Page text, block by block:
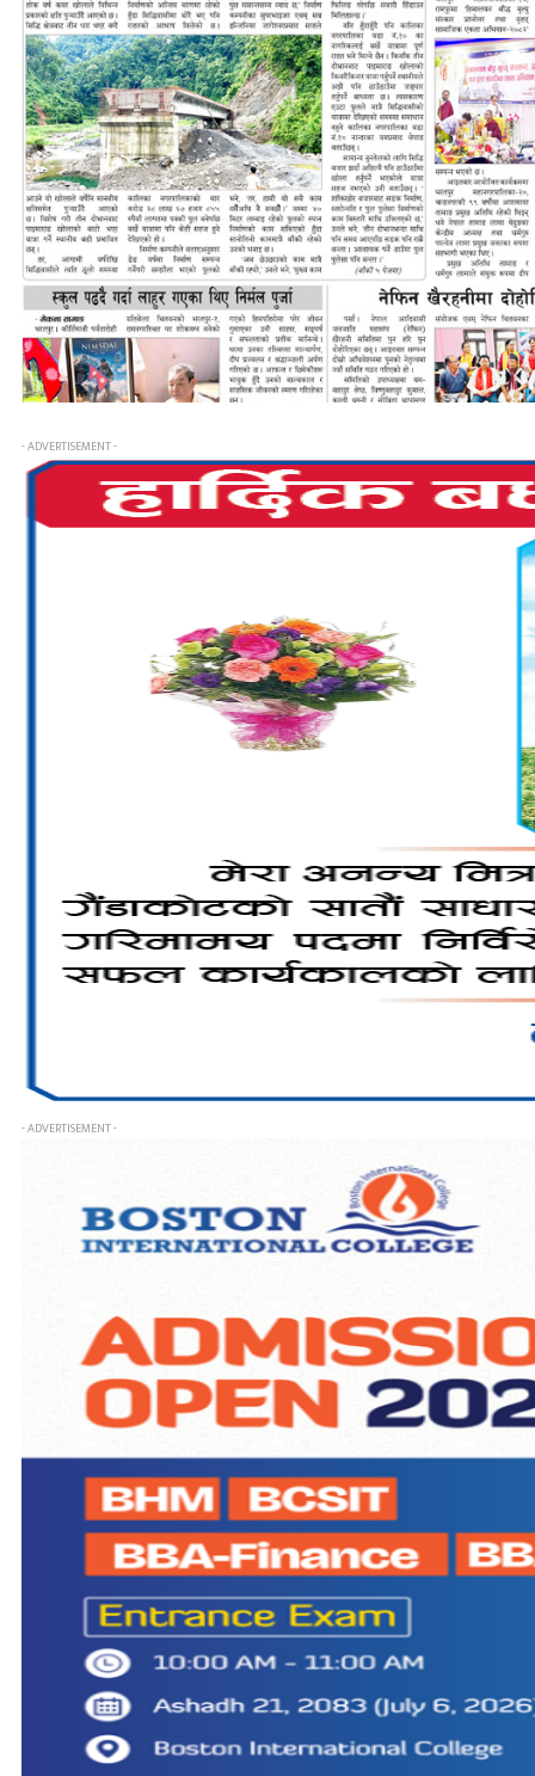
- ADVERTISEMENT -
- ADVERTISEMENT -